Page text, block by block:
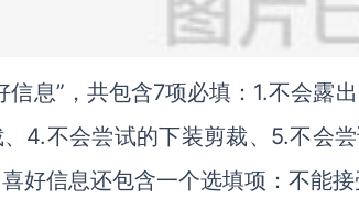
信息”，共包含7项必填：1.不会露
4.不会尝试的下装剪裁、5.不会
好信息还包含一个选填项：不能接